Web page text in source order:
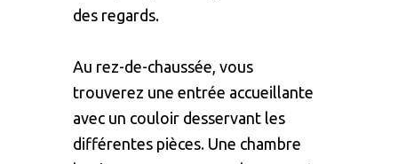
des regards.
Au rez-de-chaussée, vous
trouverez une entrée accueillante
avec un couloir desservant les
différentes pièces. Une chambre